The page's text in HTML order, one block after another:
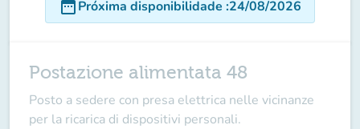
date_rangePróxima disponibilidade :24/08/2026
Postazione alimentata 48
Posto a sedere con presa elettrica nelle vicinanze
per la ricarica di dispositivi personali.